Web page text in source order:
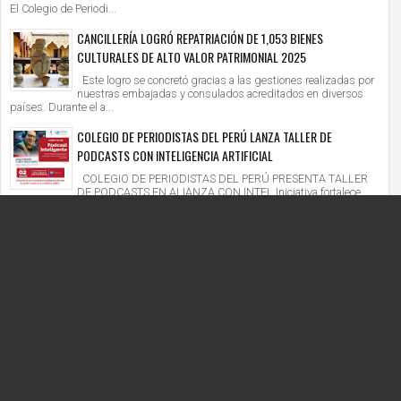
El Colegio de Periodi...
CANCILLERÍA LOGRÓ REPATRIACIÓN DE 1,053 BIENES
CULTURALES DE ALTO VALOR PATRIMONIAL 2025
Este logro se concretó gracias a las gestiones realizadas por
nuestras embajadas y consulados acreditados en diversos
países. Durante el a...
COLEGIO DE PERIODISTAS DEL PERÚ LANZA TALLER DE
PODCASTS CON INTELIGENCIA ARTIFICIAL
COLEGIO DE PERIODISTAS DEL PERÚ PRESENTA TALLER
DE PODCASTS EN ALIANZA CON INTEL Iniciativa fortalece